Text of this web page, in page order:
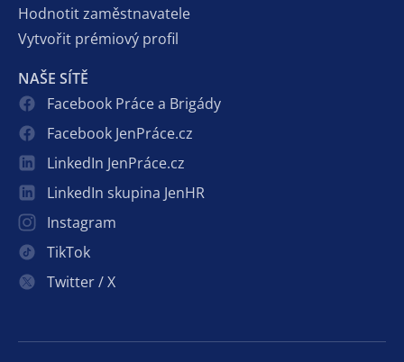
Hodnotit zaměstnavatele
Vytvořit prémiový profil
NAŠE SÍTĚ
Facebook Práce a Brigády
Facebook JenPráce.cz
LinkedIn JenPráce.cz
LinkedIn skupina JenHR
Instagram
TikTok
Twitter / X